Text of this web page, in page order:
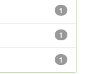
1
1
1